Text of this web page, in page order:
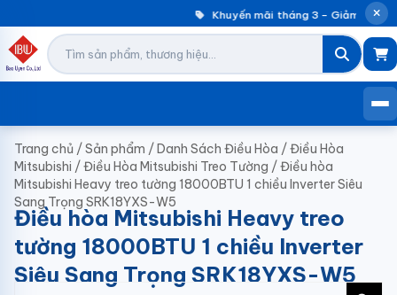
Khuyến mãi tháng 3 – Giảm đến
Trang chủ /Sản phẩm /Danh Sách Điều Hòa /Điều Hòa
Mitsubishi /Điều Hòa Mitsubishi Treo Tường /Điều hòa
Mitsubishi Heavy treo tường 18000BTU 1 chiều Inverter Siêu
Sang Trọng SRK18YXS-W5
Điều hòa Mitsubishi Heavy treo
tường 18000BTU 1 chiều Inverter
Siêu Sang Trọng SRK18YXS-W5